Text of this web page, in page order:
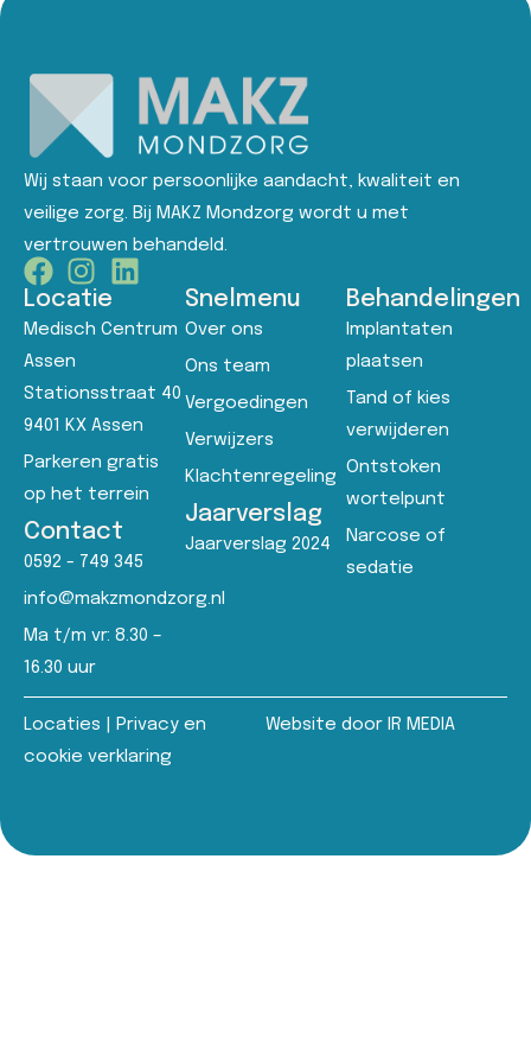
Wij staan voor persoonlijke aandacht, kwaliteit en
veilige zorg. Bij MAKZ Mondzorg wordt u met
vertrouwen behandeld.
Locatie
Medisch Centrum
Assen
Stationsstraat 40
9401 KX Assen
Parkeren gratis
op het terrein
Contact
0592 - 749 345
info@makzmondzorg.nl
Ma t/m vr: 8.30 –
16.30 uur
Snelmenu
Over ons
Ons team
Vergoedingen
Verwijzers
Klachtenregeling
Jaarverslag
Jaarverslag 2024
Behandelingen
Implantaten
plaatsen
Tand of kies
verwijderen
Ontstoken
wortelpunt
Narcose of
sedatie
Locaties
Privacy en
cookie verklaring
Website door IR MEDIA